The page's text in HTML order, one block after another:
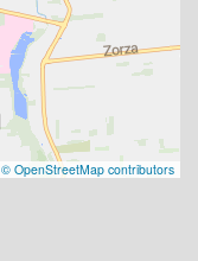
© OpenStreetMap contributors